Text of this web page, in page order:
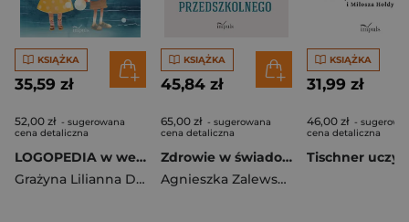
KSIĄŻKA
35,59 zł
52,00 zł - sugerowana
cena detaliczna
LOGOPEDIA w wesołym wydaniu ćwiczenia
Grażyna Lilianna Dembska
KSIĄŻKA
45,84 zł
65,00 zł - sugerowana
cena detaliczna
Zdrowie w świadomości dziecka przedszkolnego
Agnieszka Zalewska-Meler
KSIĄŻKA
31,99 zł
46,00 zł -
cena detaliczna